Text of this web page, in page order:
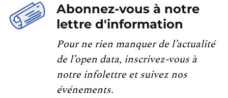
Abonnez-vous à notre
lettre d'information
Pour ne rien manquer de l’actualité
de l’open data, inscrivez-vous à
notre infolettre et suivez nos
événements.